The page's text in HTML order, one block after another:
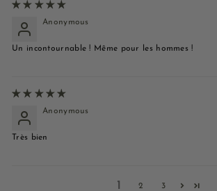
Anonymous
Un incontournable ! Même pour les hommes !
Anonymous
Très bien
1 2 3